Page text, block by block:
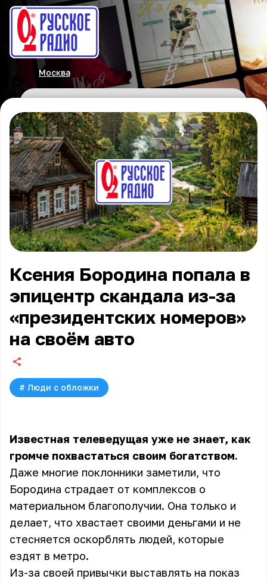
Москва
Ксения Бородина попала в
эпицентр скандала из-за
«президентских номеров»
на своём авто
# Люди с обложки
Известная телеведущая уже не знает, как
громче похвастаться своим богатством.
Даже многие поклонники заметили, что
Бородина страдает от комплексов о
материальном благополучии. Она только и
делает, что хвастает своими деньгами и не
стесняется оскорблять людей, которые
ездят в метро.
Из-за своей привычки выставлять на показ